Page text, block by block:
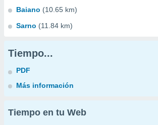
Baiano (10.65 km)
Sarno (11.84 km)
Tiempo...
PDF
Más información
Tiempo en tu Web